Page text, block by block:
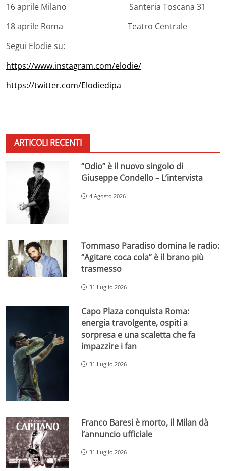
16 aprile Milano Santeria Toscana 31
18 aprile Roma Teatro Centrale
Segui Elodie su:
https://www.instagram.com/elodie/
https://twitter.com/Elodiedipa
ARTICOLI RECENTI
“Odio” è il nuovo singolo di
Giuseppe Condello – L’intervista
4 Agosto 2026
Tommaso Paradiso domina le radio:
“Agitare coca cola” è il brano più
trasmesso
31 Luglio 2026
Capo Plaza conquista Roma:
energia travolgente, ospiti a
sorpresa e una scaletta che fa
impazzire i fan
31 Luglio 2026
Franco Baresi è morto, il Milan dà
l’annuncio ufficiale
31 Luglio 2026